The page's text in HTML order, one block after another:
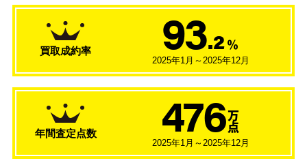
買取成約率 93.2 ％
2025年1月～2025年12月
年間査定点数 476 万
点
2025年1月～2025年12月